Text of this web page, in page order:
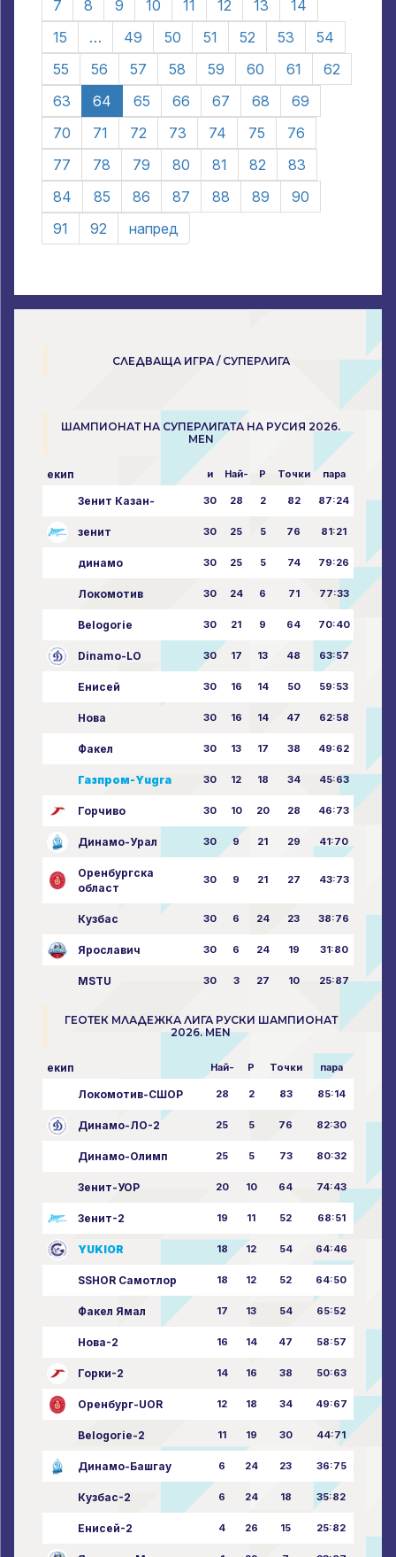
7
8 9 10 11 12 13
14
15
… 49 50 51 52 53
54
55
56 57 58 59 60 61
62
63
64 65 66 67 68
69
70
71 72 73 74 75
76
77
78 79 80 81 82
83
84
85 86 87 88 89
90
91
92 напред
СЛЕДВАЩА ИГРА / СУПЕРЛИГА
ШАМПИОНАТ НА СУПЕРЛИГАТА НА РУСИЯ 2026.
MEN
екип и Най- P Точки пара
Зенит Казан- 30 28 2 82 87:24
зенит 30 25 5 76 81:21
динамо 30 25 5 74 79:26
Локомотив 30 24 6 71 77:33
Belogorie 30 21 9 64 70:40
Dinamo-LO 30 17 13 48 63:57
Енисей 30 16 14 50 59:53
Нова 30 16 14 47 62:58
Факел 30 13 17 38 49:62
Газпром-Yugra 30 12 18 34 45:63
Горчиво 30 10 20 28 46:73
Динамо-Урал 30 9 21 29 41:70
Оренбургска
област
30 9 21 27 43:73
Кузбас 30 6 24 23 38:76
Ярославич 30 6 24 19 31:80
MSTU 30 3 27 10 25:87
ГЕОТЕК МЛАДЕЖКА ЛИГА РУСКИ ШАМПИОНАТ
2026. MEN
екип Най- P Точки пара
Локомотив-СШОР 28 2 83 85:14
Динамо-ЛО-2 25 5 76 82:30
Динамо-Олимп 25 5 73 80:32
Зенит-УОР 20 10 64 74:43
Зенит-2 19 11 52 68:51
YUKIOR 18 12 54 64:46
SSHOR Самотлор 18 12 52 64:50
Факел Ямал 17 13 54 65:52
Нова-2 16 14 47 58:57
Горки-2 14 16 38 50:63
Оренбург-UOR 12 18 34 49:67
Belogorie-2 11 19 30 44:71
Динамо-Башгау 6 24 23 36:75
Кузбас-2 6 24 18 35:82
Енисей-2 4 26 15 25:82